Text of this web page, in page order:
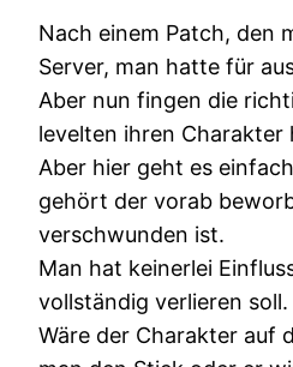
Nach einem Patch, den
Server, man hatte für
Aber nun fingen die
levelten ihren
Aber hier geht es
gehört der vorab
verschwunden ist.
Man hat keinerlei
vollständig verlieren soll.
Wäre der Charakter auf